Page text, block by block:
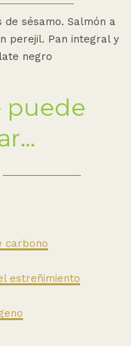
sésamo. Salmón a
perejil. Pan integral y
negro
puede
carbono
estreñimiento